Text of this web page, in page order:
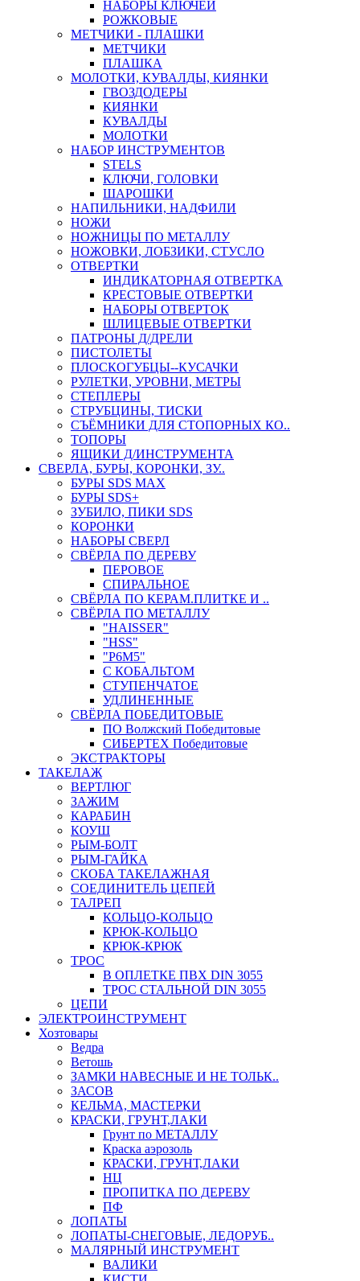
НАБОРЫ КЛЮЧЕЙ
РОЖКОВЫЕ
МЕТЧИКИ - ПЛАШКИ
МЕТЧИКИ
ПЛАШКА
МОЛОТКИ, КУВАЛДЫ, КИЯНКИ
ГВОЗДОДЕРЫ
КИЯНКИ
КУВАЛДЫ
МОЛОТКИ
НАБОР ИНСТРУМЕНТОВ
STELS
КЛЮЧИ, ГОЛОВКИ
ШАРОШКИ
НАПИЛЬНИКИ, НАДФИЛИ
НОЖИ
НОЖНИЦЫ ПО МЕТАЛЛУ
НОЖОВКИ, ЛОБЗИКИ, СТУСЛО
ОТВЕРТКИ
ИНДИКАТОРНАЯ ОТВЕРТКА
КРЕСТОВЫЕ ОТВЕРТКИ
НАБОРЫ ОТВЕРТОК
ШЛИЦЕВЫЕ ОТВЕРТКИ
ПАТРОНЫ Д/ДРЕЛИ
ПИСТОЛЕТЫ
ПЛОСКОГУБЦЫ--КУСАЧКИ
РУЛЕТКИ, УРОВНИ, МЕТРЫ
СТЕПЛЕРЫ
СТРУБЦИНЫ, ТИСКИ
СЪЁМНИКИ ДЛЯ СТОПОРНЫХ КО..
ТОПОРЫ
ЯЩИКИ Д/ИНСТРУМЕНТА
СВЕРЛА, БУРЫ, КОРОНКИ, ЗУ..
БУРЫ SDS MAX
БУРЫ SDS+
ЗУБИЛО, ПИКИ SDS
КОРОНКИ
НАБОРЫ СВЕРЛ
СВЁРЛА ПО ДЕРЕВУ
ПЕРОВОЕ
СПИРАЛЬНОЕ
СВЁРЛА ПО КЕРАМ.ПЛИТКЕ И ..
СВЁРЛА ПО МЕТАЛЛУ
"HAISSER"
"HSS"
"Р6М5"
С КОБАЛЬТОМ
СТУПЕНЧАТОЕ
УДЛИНЕННЫЕ
СВЁРЛА ПОБЕДИТОВЫЕ
ПО Волжский Победитовые
СИБЕРТЕХ Победитовые
ЭКСТРАКТОРЫ
ТАКЕЛАЖ
ВЕРТЛЮГ
ЗАЖИМ
КАРАБИН
КОУШ
РЫМ-БОЛТ
РЫМ-ГАЙКА
СКОБА ТАКЕЛАЖНАЯ
СОЕДИНИТЕЛЬ ЦЕПЕЙ
ТАЛРЕП
КОЛЬЦО-КОЛЬЦО
КРЮК-КОЛЬЦО
КРЮК-КРЮК
ТРОС
В ОПЛЕТКЕ ПВХ DIN 3055
ТРОС СТАЛЬНОЙ DIN 3055
ЦЕПИ
ЭЛЕКТРОИНСТРУМЕНТ
Хозтовары
Ведра
Ветошь
ЗАМКИ НАВЕСНЫЕ И НЕ ТОЛЬК..
ЗАСОВ
КЕЛЬМА, МАСТЕРКИ
КРАСКИ, ГРУНТ,ЛАКИ
Грунт по МЕТАЛЛУ
Краска аэрозоль
КРАСКИ, ГРУНТ,ЛАКИ
НЦ
ПРОПИТКА ПО ДЕРЕВУ
ПФ
ЛОПАТЫ
ЛОПАТЫ-СНЕГОВЫЕ, ЛЕДОРУБ..
МАЛЯРНЫЙ ИНСТРУМЕНТ
ВАЛИКИ